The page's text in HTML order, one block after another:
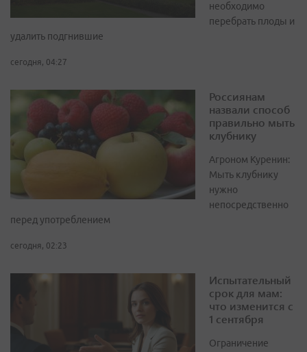
необходимо
перебрать плоды и
удалить подгнившие
сегодня, 04:27
Россиянам
назвали способ
правильно мыть
клубнику
Агроном Куренин:
Мыть клубнику
нужно
непосредственно
перед употреблением
сегодня, 02:23
Испытательный
срок для мам:
что изменится с
1 сентября
Ограничение